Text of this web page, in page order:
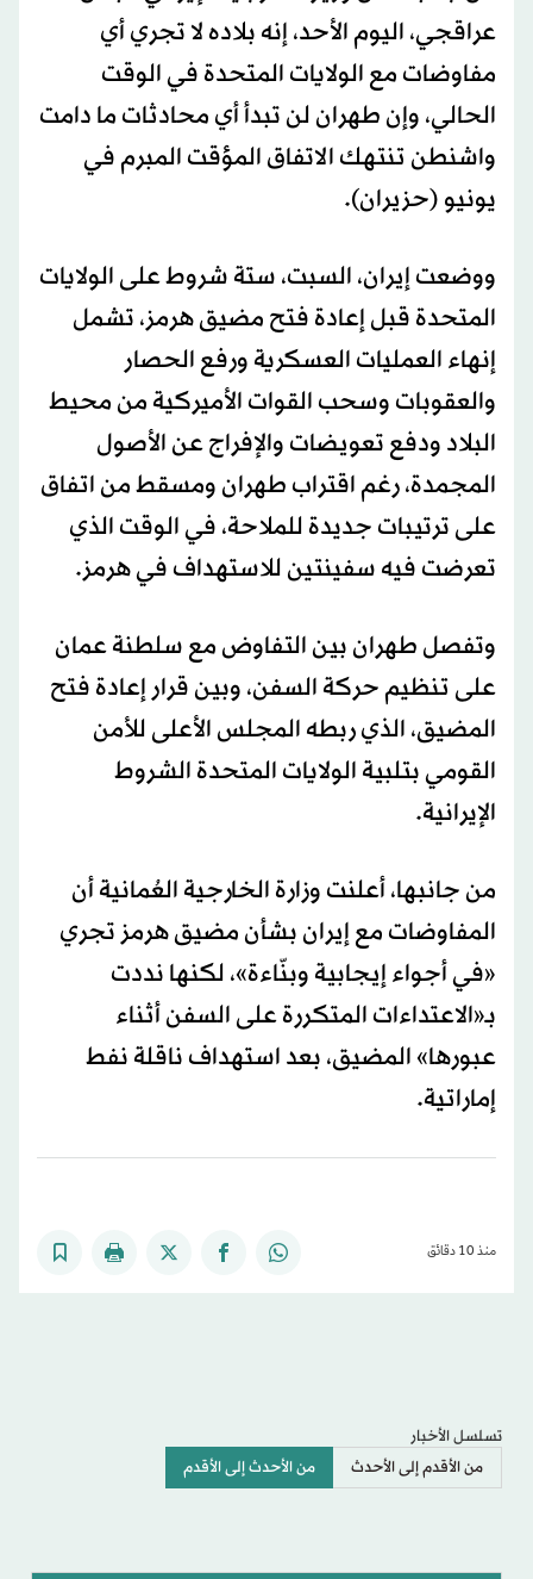
عراقجي، اليوم الأحد، إنه بلاده لا تجري أي
مفاوضات مع الولايات المتحدة في الوقت
الحالي، وإن طهران لن تبدأ أي محادثات ‌ما دامت
‌واشنطن تنتهك ​الاتفاق ‌المؤقت ⁠المبرم ​في
يونيو ⁠(حزيران).
ووضعت إيران، السبت، ستة شروط على الولايات
المتحدة قبل إعادة فتح مضيق هرمز، تشمل
إنهاء العمليات العسكرية ورفع الحصار
والعقوبات وسحب القوات الأميركية من محيط
البلاد ودفع تعويضات والإفراج عن الأصول
المجمدة، رغم اقتراب طهران ومسقط من اتفاق
على ترتيبات جديدة للملاحة، في الوقت الذي
تعرضت فيه سفينتين للاستهداف في هرمز.
وتفصل طهران بين التفاوض مع سلطنة عمان
على تنظيم حركة السفن، وبين قرار إعادة فتح
المضيق، الذي ربطه المجلس الأعلى للأمن
القومي بتلبية الولايات المتحدة الشروط
الإيرانية.
من جانبها، أعلنت وزارة الخارجية العُمانية أن
المفاوضات مع إيران بشأن مضيق هرمز تجري
«في أجواء إيجابية وبنّاءة»، لكنها نددت
بـ«الاعتداءات المتكررة على السفن أثناء
عبورها» المضيق، بعد استهداف ناقلة نفط
إماراتية.
منذ 10 دقائق
تسلسل الأخبار
من الأحدث إلى الأقدم
من الأقدم إلى الأحدث